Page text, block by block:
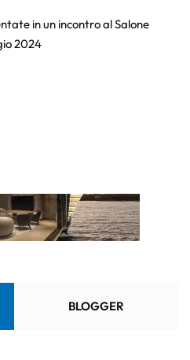
in un incontro al Salone
2024
BLOGGER